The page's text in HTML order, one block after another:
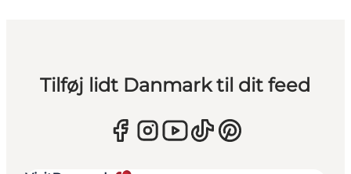
Tilføj lidt Danmark til dit feed